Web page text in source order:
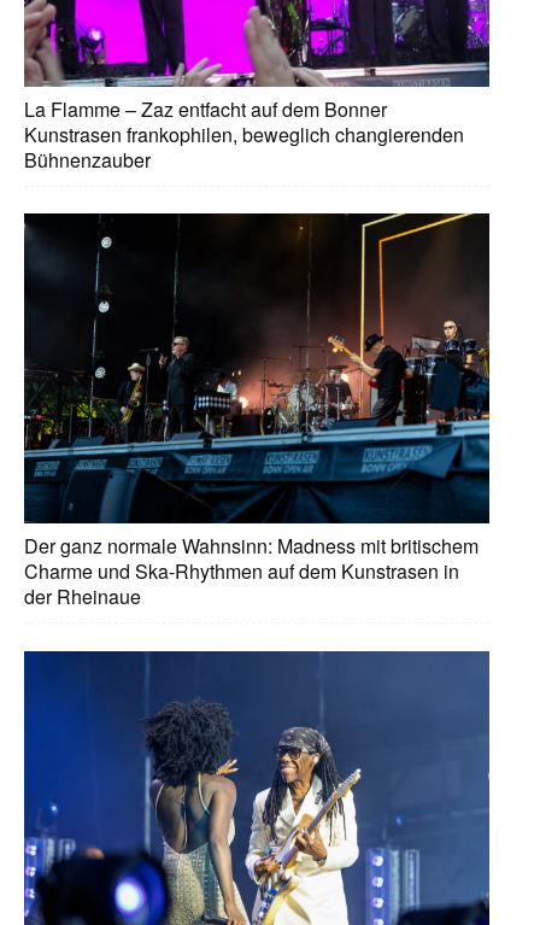
La Flamme – Zaz entfacht auf dem Bonner
Kunstrasen frankophilen, beweglich changierenden
Bühnenzauber
Der ganz normale Wahnsinn: Madness mit britischem
Charme und Ska-Rhythmen auf dem Kunstrasen in
der Rheinaue